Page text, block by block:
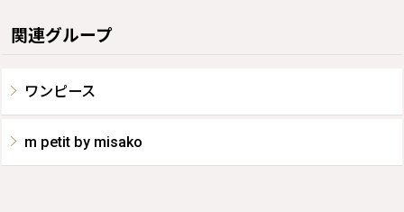
関連グループ
ワンピース
m petit by misako